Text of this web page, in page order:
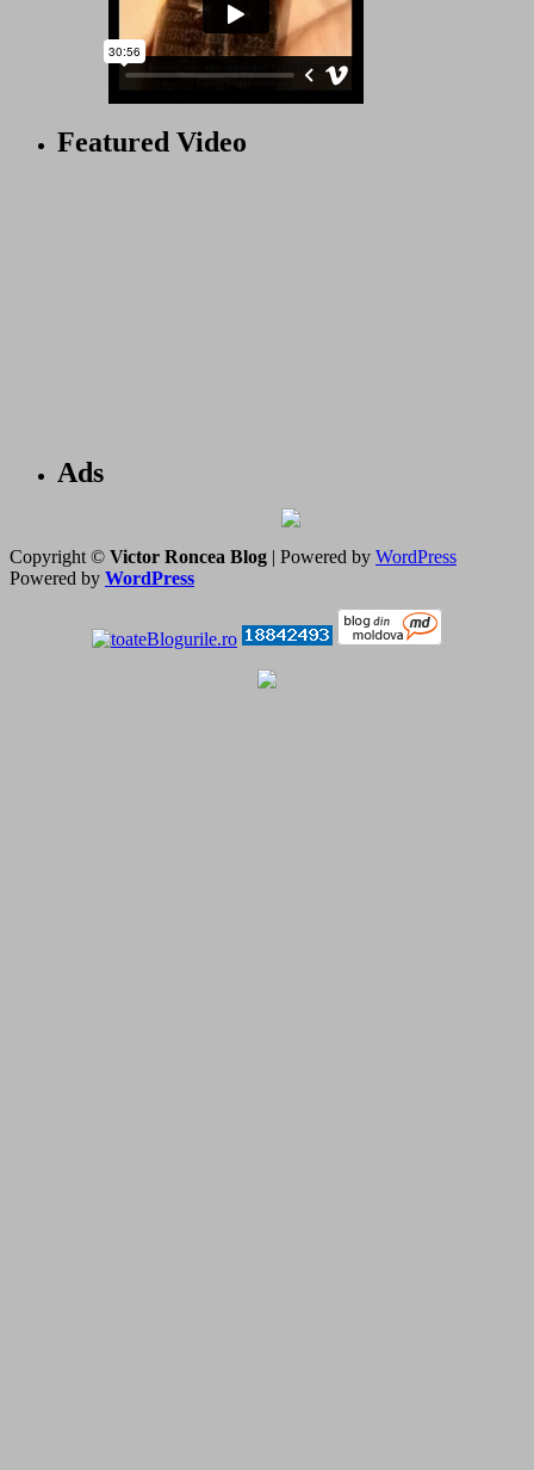
Featured Video
Ads
Copyright © Victor Roncea Blog | Powered by WordPress
Powered by WordPress